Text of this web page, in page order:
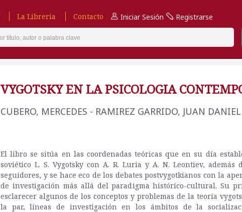
La Librería Contacto Iniciar Sesión Registrarse
VYGOTSKY EN LA PSICOLOGIA
CUBERO, MERCEDES - RAMIREZ GARRIDO, JUAN DANIEL
El libro se sitúa en las coordenadas teóricas que en su día
soviético L. S. Vygotsky con A. R. Luria y A. N. Leontiev, además
seguidores, y se hace eco de los debates postvygotkianos con la
de investigación más allá del paradigma histórico-cultural. Su
esclarecer algunos de los conceptos y problemas de la teoría
la par, líneas de investigación en los ámbitos de la